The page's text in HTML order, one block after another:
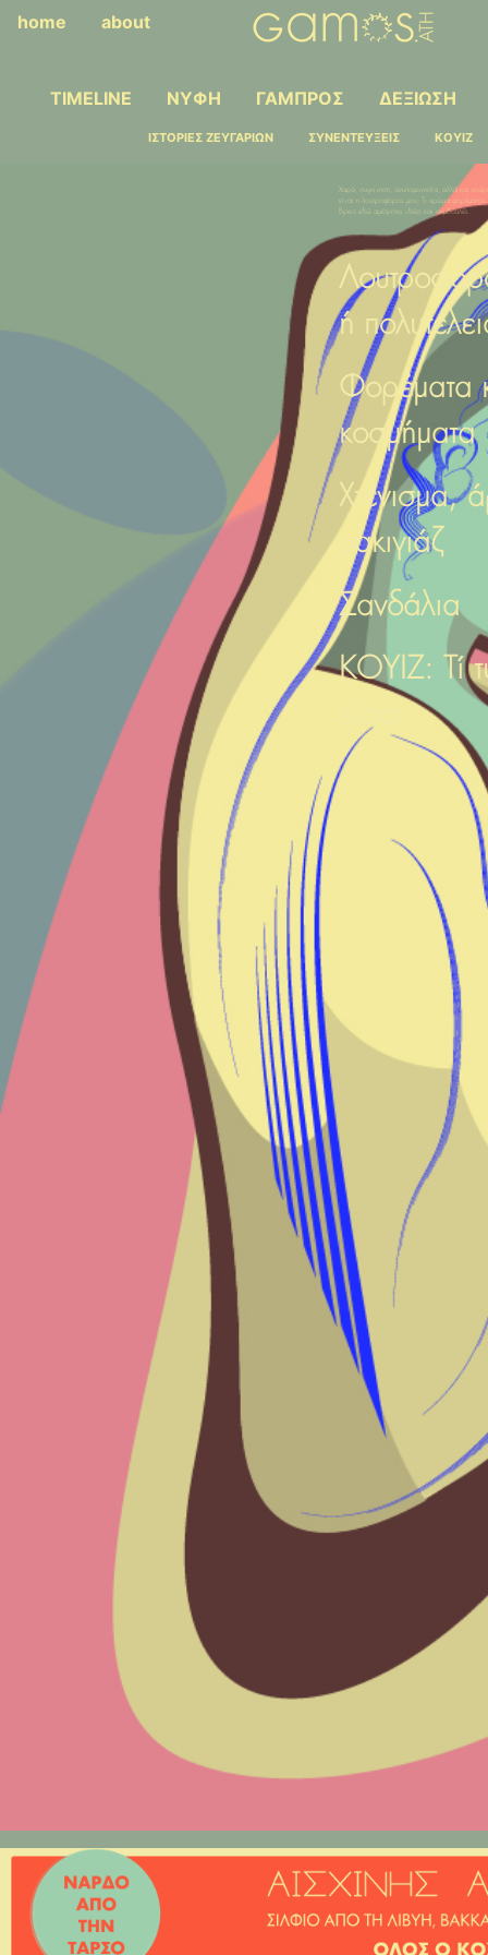
Χαρά, συγκίνηση, ανυπομονησία, αλλά και
είναι η λουτροφόρος μου; Τι χρώμα φορέματος
βρεις εδώ αμέτρητες ιδέες και συμβουλές.
ή
Φορέματα
κοσμήματα
Χτένισμα,
μακιγιάζ
Σανδάλια
ΚΟΥΙΖ: Τί
home about
TIMELINE ΝΥΦΗ ΓΑΜΠΡΟΣ ΔΕΞΙΩΣΗ
ΙΣΤΟΡΙΕΣ ΖΕΥΓΑΡΙΩΝ ΣΥΝΕΝΤΕΥΞΕΙΣ ΚΟΥΙΖ